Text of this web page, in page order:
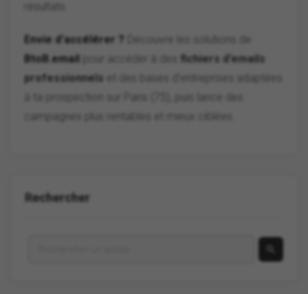
Envie d’accélérer ?
BtoB.email
fichiers d’emails
professionnels et des bases d’entreprises adaptées
à ta prospection sur Paris (75), puis lance des
campagnes plus rentables et mieux ciblées.
Rechercher